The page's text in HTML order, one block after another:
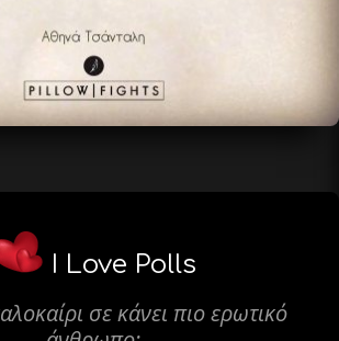
I Love Polls
σε κάνει πιο ερωτικό